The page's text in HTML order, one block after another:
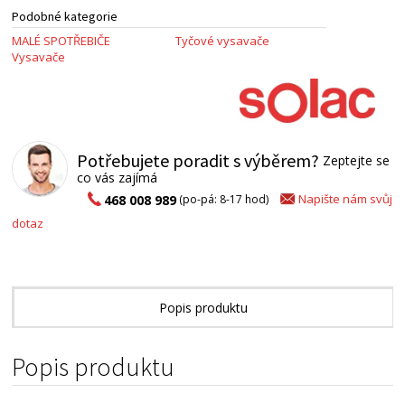
Podobné kategorie
MALÉ SPOTŘEBIČE
Vysavače
Tyčové vysavače
Potřebujete poradit s výběrem? Zeptejte se
co vás zajímá
468 008 989(po-pá: 8-17 hod)
Napište nám svůj
dotaz
Popis produktu
Popis produktu